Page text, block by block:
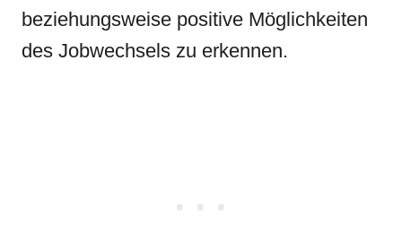
beziehungsweise positive Möglichkeiten
des Jobwechsels zu erkennen.